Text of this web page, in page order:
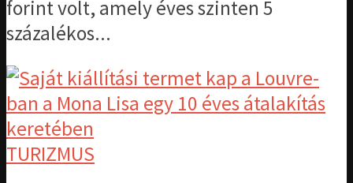
forint volt, amely éves szinten 5
százalékos...
TURIZMUS